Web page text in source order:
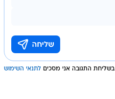
בשליחת התגובה אני מסכים לתנאי השימוש